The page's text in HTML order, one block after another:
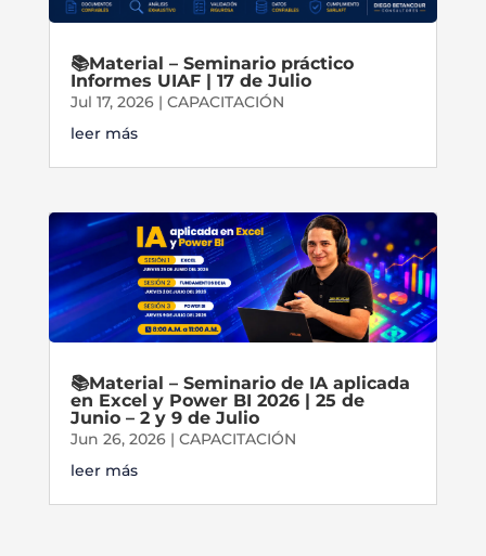
📚Material – Seminario práctico
Informes UIAF | 17 de Julio
Jul 17, 2026| CAPACITACIÓN
leer más
📚Material – Seminario de IA aplicada
en Excel y Power BI 2026 | 25 de
Junio – 2 y 9 de Julio
Jun 26, 2026| CAPACITACIÓN
leer más